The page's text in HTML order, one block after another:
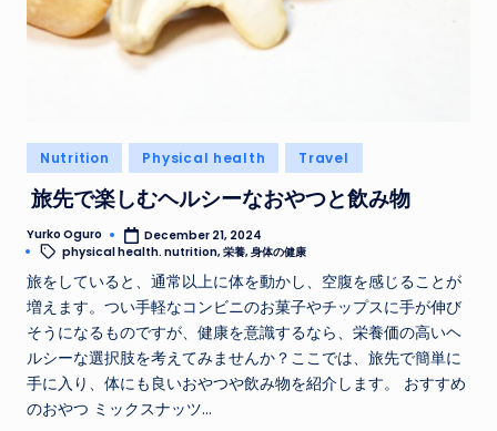
Posted
in
Nutrition Physical health Travel
旅先で楽しむヘルシーなおやつと飲み物
Posted
by
Yurko Oguro December 21, 2024
Tags:
physical health. nutrition,栄養,身体の健康
旅をしていると、通常以上に体を動かし、空腹を感じることが
増えます。つい手軽なコンビニのお菓子やチップスに手が伸び
そうになるものですが、健康を意識するなら、栄養価の高いヘ
ルシーな選択肢を考えてみませんか？ここでは、旅先で簡単に
手に入り、体にも良いおやつや飲み物を紹介します。 おすすめ
のおやつ ミックスナッツ…